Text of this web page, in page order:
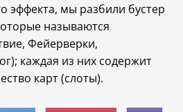
эффекта, мы разбили бустер
называются
Фейерверки,
каждая из них содержит
карт (слоты).